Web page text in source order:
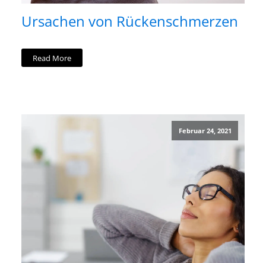
Ursachen von Rückenschmerzen
Read More
Februar 24, 2021